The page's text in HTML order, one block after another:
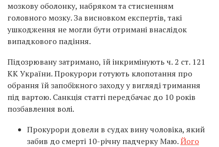
мозкову оболонку, набряком та стисненням
головного мозку. За висновком експертів, такі
ушкодження не могли бути отримані внаслідок
випадкового падіння.
Підозрювану затримано, їй інкримінують ч. 2 ст. 121
КК України. Прокурори готують клопотання про
обрання їй запобіжного заходу у вигляді тримання
під вартою. Санкція статті передбачає до 10 років
позбавлення волі.
Прокурори довели в судах вину чоловіка, який
забив до смерті 10-річну падчерку Маю.Його